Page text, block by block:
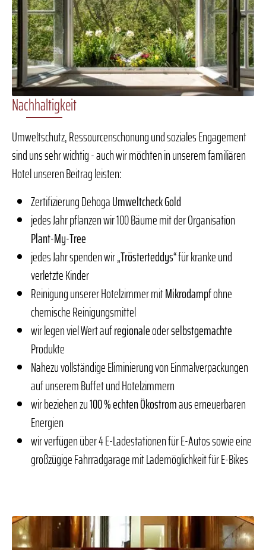
Nachhaltigkeit
Umweltschutz, Ressourcenschonung und soziales Engagement
sind uns sehr wichtig - auch wir möchten in unserem familiären
Hotel unseren Beitrag leisten:
Zertifizierung DehogaUmweltcheck Gold
jedes Jahr pflanzen wir 100 Bäume mit der Organisation
Plant-My-Tree
jedes Jahr spenden wir „Trösterteddys“ für kranke und
verletzte Kinder
Reinigung unserer Hotelzimmer mitMikrodampfohne
chemische Reinigungsmittel
wir legen viel Wert aufregionaleoderselbstgemachte
Produkte
Nahezu vollständige Eliminierung von Einmalverpackungen
auf unserem Buffet und Hotelzimmern
wir beziehen zu100 % echten Ökostromaus erneuerbaren
Energien
wir verfügen über 4 E-Ladestationen für E-Autos sowie eine
großzügige Fahrradgarage mit Lademöglichkeit für E-Bikes